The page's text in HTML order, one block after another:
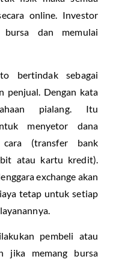
online. Investor
dan memulai
bertindak sebagai
penjual. Dengan kata
pialang. Itu
menyetor dana
cara (transfer bank
atau kartu kredit).
exchange akan
tetap untuk setiap
pembeli atau
jika memang bursa